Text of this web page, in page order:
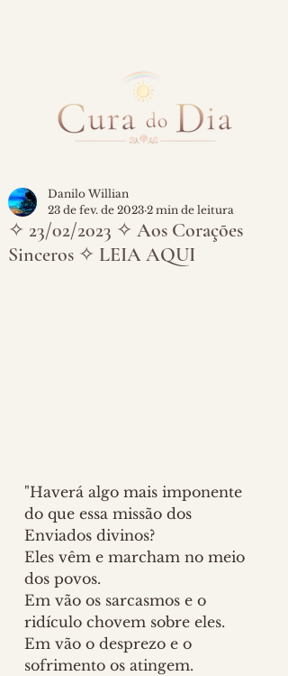
✧ 23/02/2023 ✧ Aos Corações
Sinceros ✧ LEIA AQUI
Danilo Willian
23 de fev. de 2023 2 min de leitura
"Haverá algo mais imponente
do que essa missão dos
Enviados divinos?
Eles vêm e marcham no meio
dos povos.
Em vão os sarcasmos e o
ridículo chovem sobre eles.
Em vão o desprezo e o
sofrimento os atingem.